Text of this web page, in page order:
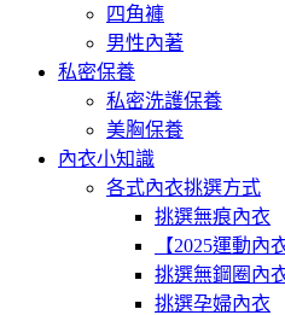
四角褲
男性內著
私密保養
私密洗護保養
美胸保養
內衣小知識
各式內衣挑選方式
挑選無痕內衣
【2025運動
挑選無鋼圈內
挑選孕婦內衣